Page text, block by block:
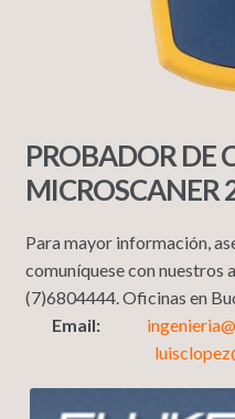
PROBADOR DE
MICROSCANER
Para mayor información,
comuníquese con nuestros
(7)6804444. Oficinas en
Email: